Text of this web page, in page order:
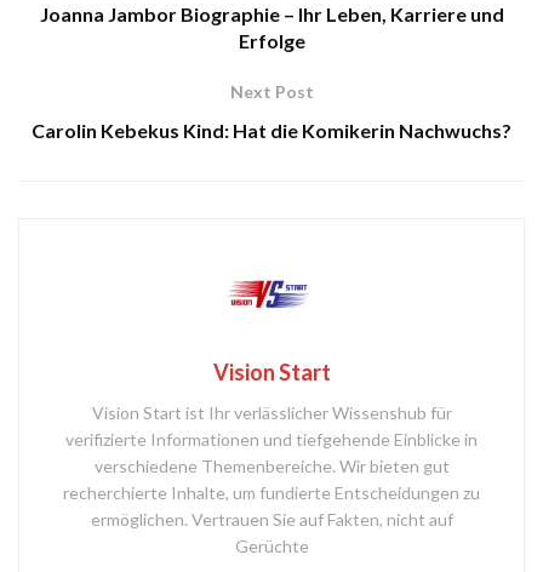
Joanna Jambor Biographie – Ihr Leben, Karriere und
Erfolge
Next Post
Carolin Kebekus Kind: Hat die Komikerin Nachwuchs?
Vision Start
Vision Start ist Ihr verlässlicher Wissenshub für
verifizierte Informationen und tiefgehende Einblicke in
verschiedene Themenbereiche. Wir bieten gut
recherchierte Inhalte, um fundierte Entscheidungen zu
ermöglichen. Vertrauen Sie auf Fakten, nicht auf
Gerüchte